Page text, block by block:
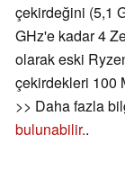
çekirdeğini (5,1
GHz'e kadar 4
olarak eski
çekirdekleri 100
>> Daha fazla
bulunabilir..